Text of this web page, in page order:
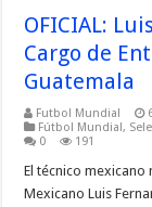
OFICIAL:
Cargo de
Guatemala
Futbol Mundial
Fútbol Mundial,
0
191
El técnico
Mexicano Luis